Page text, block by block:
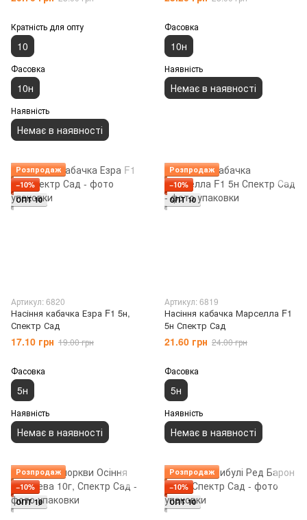
Кратність для опту
10
Фасовка
10н
Наявність
Немає в наявності
Фасовка
10н
Наявність
Немає в наявності
Розпродаж
−10%
ОПТ 10
Артикул: 6820
Насіння кабачка Езра F1 5н,
Спектр Сад
17.10 грн 19.00 грн
Фасовка
5н
Наявність
Немає в наявності
Розпродаж
−10%
ОПТ 10
Артикул: 6819
Насіння кабачка Марселла F1
5н Спектр Сад
21.60 грн 24.00 грн
Фасовка
5н
Наявність
Немає в наявності
Розпродаж
−10%
ОПТ 10
Розпродаж
−10%
ОПТ 10